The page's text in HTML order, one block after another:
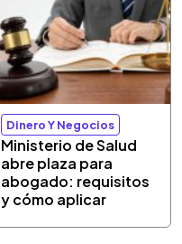
Dinero Y Negocios
Ministerio de Salud
abre plaza para
abogado: requisitos
y cómo aplicar